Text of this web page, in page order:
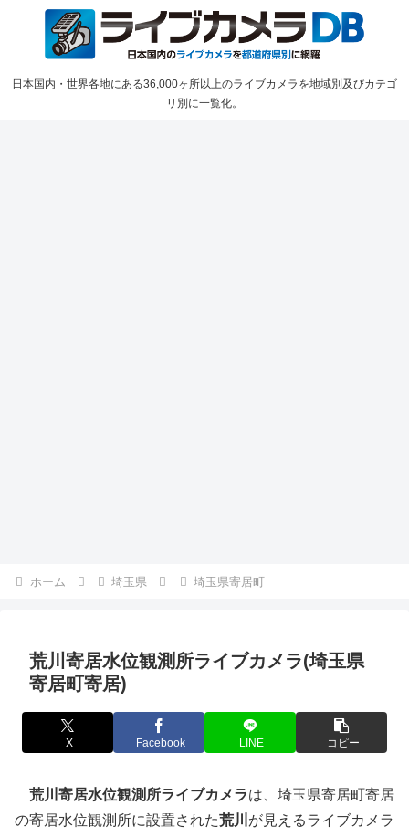
日本国内・世界各地にある36,000ヶ所以上のライブカメラを地域別及びカテゴ
リ別に一覧化。
ホーム 埼玉県 埼玉県寄居町
荒川寄居水位観測所ライブカメラ(埼玉県
寄居町寄居)
X Facebook LINE コピー
荒川寄居水位観測所ライブカメラは、埼玉県寄居町寄居
の寄居水位観測所に設置された荒川 が見えるライブカメラ